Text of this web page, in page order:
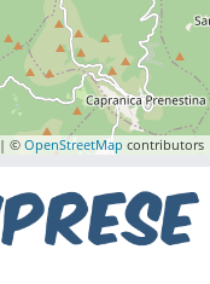
| © OpenStreetMap contributors